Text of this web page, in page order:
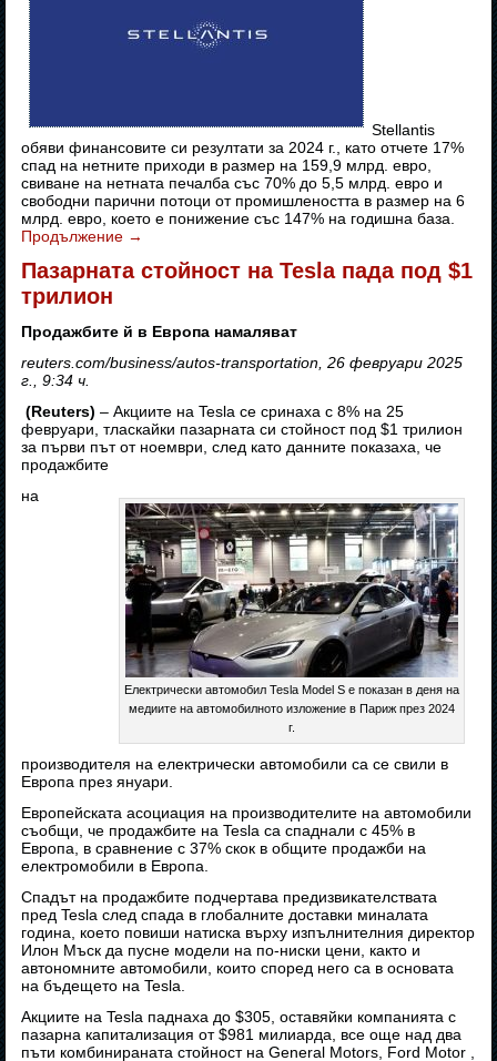
Stellantis
обяви финансовите си резултати за 2024 г., като отчете 17%
спад на нетните приходи в размер на 159,9 млрд. евро,
свиване на нетната печалба със 70% до 5,5 млрд. евро и
свободни парични потоци от промишлеността в размер на 6
млрд. евро, което е понижение със 147% на годишна база.
Продължение →
Пазарната стойност на Tesla пада под $1
трилион
Продажбите й в Европа намаляват
reuters.com/business/autos-transportation, 26 февруари 2025
г., 9:34 ч.
(Reuters) – Акциите на Tesla се сринаха с 8% на 25
февруари, тласкайки пазарната си стойност под $1 трилион
за първи път от ноември, след като данните показаха, че
продажбите
Електрически автомобил Tesla Model S е показан в деня на
медиите на автомобилното изложение в Париж през 2024
г.
на
производителя на електрически автомобили са се свили в
Европа през януари.
Европейската асоциация на производителите на автомобили
съобщи, че продажбите на Tesla са спаднали с 45% в
Европа, в сравнение с 37% скок в общите продажби на
електромобили в Европа.
Спадът на продажбите подчертава предизвикателствата
пред Tesla след спада в глобалните доставки миналата
година, което повиши натиска върху изпълнителния директор
Илон Мъск да пусне модели на по-ниски цени, както и
автономните автомобили, които според него са в основата
на бъдещето на Tesla.
Акциите на Tesla паднаха до $305, оставяйки компанията с
пазарна капитализация от $981 милиарда, все още над два
пъти комбинираната стойност на General Motors, Ford Motor ,